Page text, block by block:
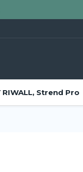
RIWALL, Strend Pro